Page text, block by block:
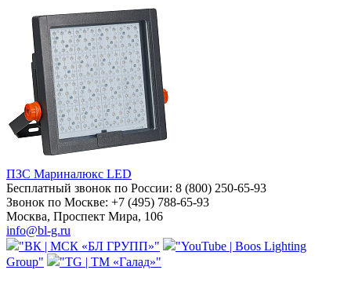
ПЗС Мариналюкс LED
Бесплатный звонок по России: 8 (800) 250-65-93
Звонок по Москве: +7 (495) 788-65-93
Москва, Проспект Мира, 106
info@bl-g.ru
"ВК | МСК «БЛ ГРУПП»"
"YouTube | Boos Lighting
Group"
"TG | ТМ «Галад»"